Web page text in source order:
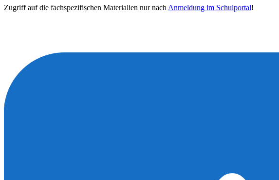
Zugriff auf die fachspezifischen Materialien nur nach Anmeldung im Schulportal!